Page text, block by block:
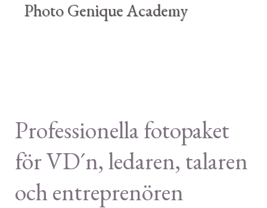
Photo Genique Academy
Professionella fotopaket
för VD´n, ledaren, talaren
och entreprenören